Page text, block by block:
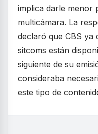
implica darle menor
multicámara. La
declaró que CBS ya
sitcoms están
siguiente de su
consideraba
este tipo de